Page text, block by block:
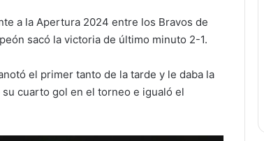
a la Apertura 2024 entre los Bravos de
sacó la victoria de último minuto 2-1.
el primer tanto de la tarde y le daba la
cuarto gol en el torneo e igualó el